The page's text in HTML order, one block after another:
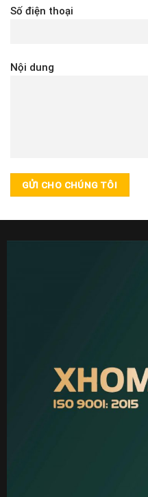
Số điện thoại
Nội dung